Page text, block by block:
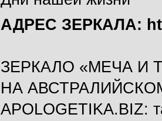
АДРЕС ЗЕРКАЛА:
ЗЕРКАЛО «МЕЧА И
НА
APOLOGETIKA.BIZ: